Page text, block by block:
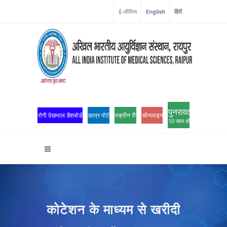
ई-ऑफिस English हिंदी
रोगी देखभाल डैशबोर्ड छात्र पोर्टल स्क्रीन रीडर एक्सेसऑनलाइन ओपीडी पंजीकरण
पुनरावर्तन
10 साल की उत्कृष्टता
कोटेशन के माध्यम से खरीदी